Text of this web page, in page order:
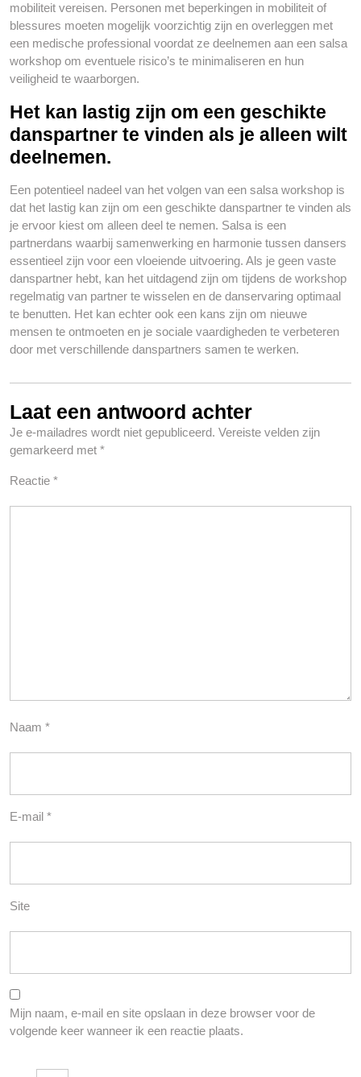
mobiliteit vereisen. Personen met beperkingen in mobiliteit of
blessures moeten mogelijk voorzichtig zijn en overleggen met
een medische professional voordat ze deelnemen aan een salsa
workshop om eventuele risico’s te minimaliseren en hun
veiligheid te waarborgen.
Het kan lastig zijn om een geschikte
danspartner te vinden als je alleen wilt
deelnemen.
Een potentieel nadeel van het volgen van een salsa workshop is
dat het lastig kan zijn om een geschikte danspartner te vinden als
je ervoor kiest om alleen deel te nemen. Salsa is een
partnerdans waarbij samenwerking en harmonie tussen dansers
essentieel zijn voor een vloeiende uitvoering. Als je geen vaste
danspartner hebt, kan het uitdagend zijn om tijdens de workshop
regelmatig van partner te wisselen en de danservaring optimaal
te benutten. Het kan echter ook een kans zijn om nieuwe
mensen te ontmoeten en je sociale vaardigheden te verbeteren
door met verschillende danspartners samen te werken.
Laat een antwoord achter
Je e-mailadres wordt niet gepubliceerd. Vereiste velden zijn
gemarkeerd met *
Reactie *
Naam *
E-mail *
Site
Mijn naam, e-mail en site opslaan in deze browser voor de
volgende keer wanneer ik een reactie plaats.